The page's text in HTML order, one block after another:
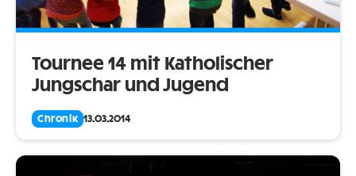
Tournee 14 mit Katholischer
Jungschar und Jugend
Chronik 13.03.2014